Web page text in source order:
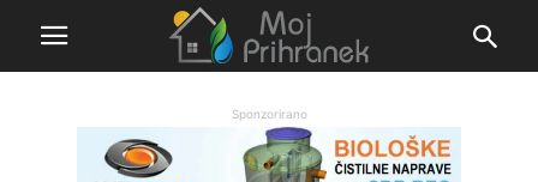
Sponzorirano